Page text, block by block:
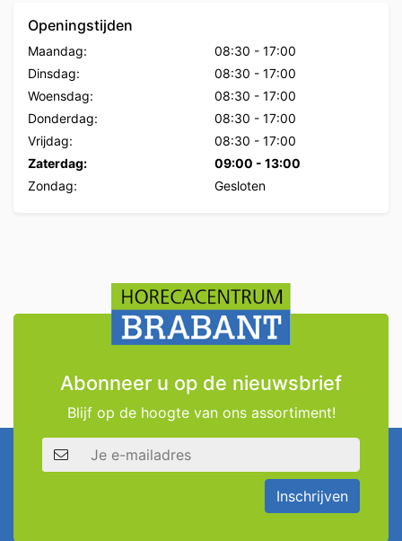
Openingstijden
Maandag: 08:30 - 17:00
Dinsdag:
08:30 - 17:00
Woensdag:
08:30 - 17:00
Donderdag:
08:30 - 17:00
Vrijdag:
08:30 - 17:00
Zaterdag:
09:00 - 13:00
Zondag:
Gesloten
Abonneer u op de nieuwsbrief
Blijf op de hoogte van ons assortiment!
E-mailadres
Inschrijven